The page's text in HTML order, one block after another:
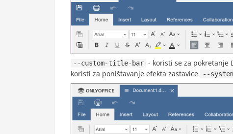
--custom-title-bar - koristi se za pokretanje
koristi za poništavanje efekta zastavice
--